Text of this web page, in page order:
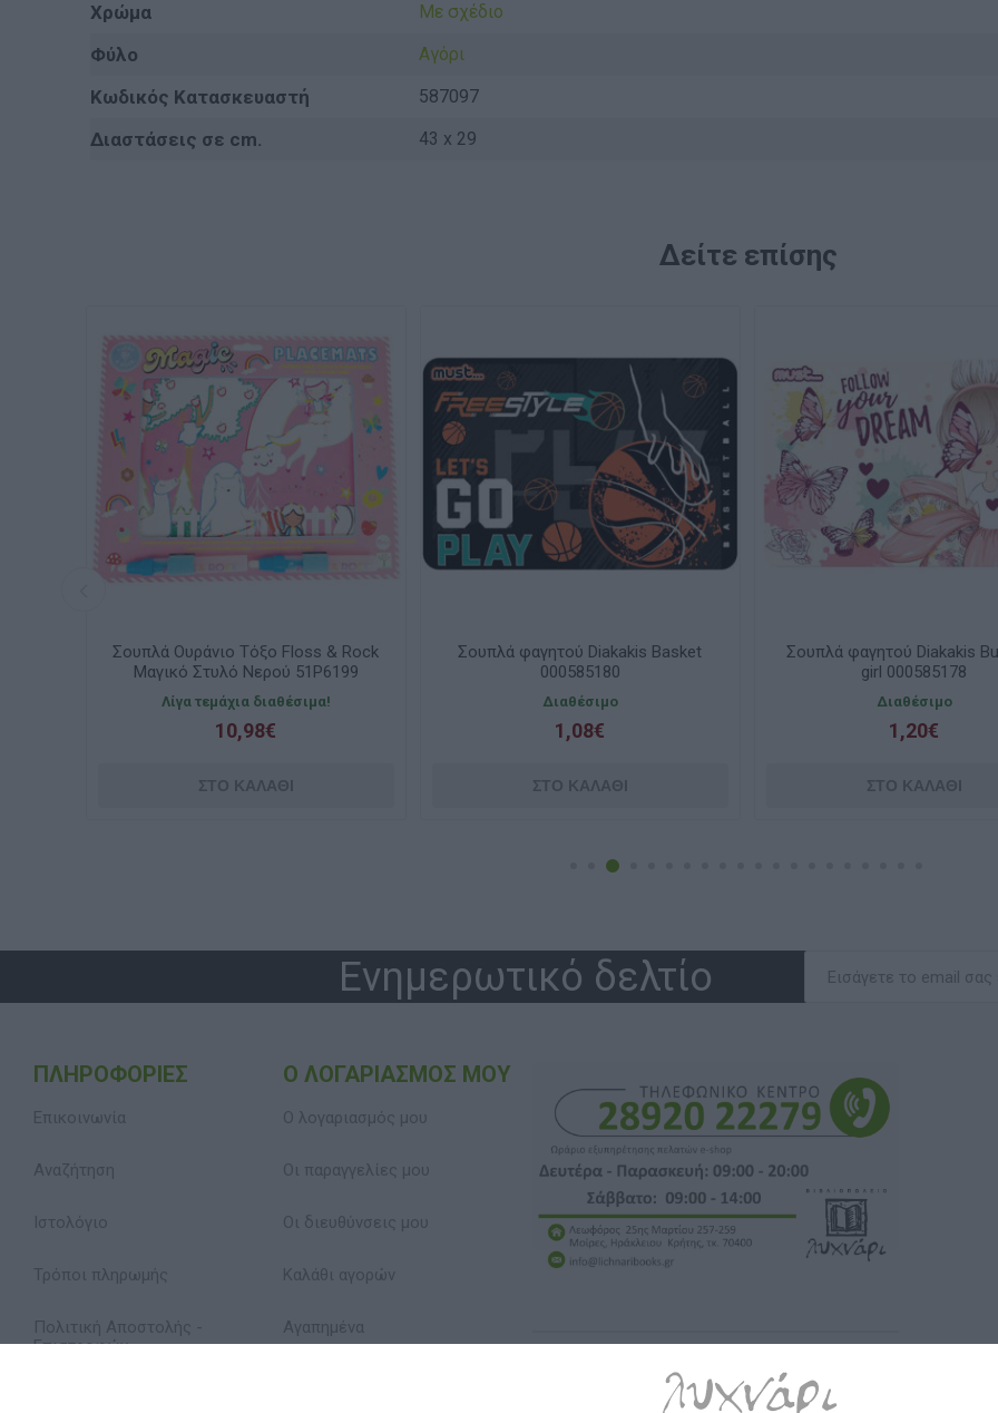
Χρώμα Με σχέδιο
Φύλο Αγόρι
Κωδικός Κατασκευαστή 587097
Διαστάσεις σε cm. 43 x 29
Δείτε επίσης
Τόξο Floss & Rock
Στυλό Νερού 51P6199
Σουπλά φαγητού Diakakis Basket
000585180
Σουπλά φαγητού Diakakis Butterfly
Ενημερωτικό δελτίο
ΠΛΗΡΟΦΟΡΊΕΣ
Επικοινωνία
Αναζήτηση
Ιστολόγιο
Τρόποι πληρωμής
Πολιτική Αποστολής -
Επιστροφών
Ο ΛΟΓΑΡΙΑΣΜΌΣ ΜΟΥ
Ο λογαριασμός μου
Οι παραγγελίες μου
Οι διευθύνσεις μου
Καλάθι αγορών
Αγαπημένα